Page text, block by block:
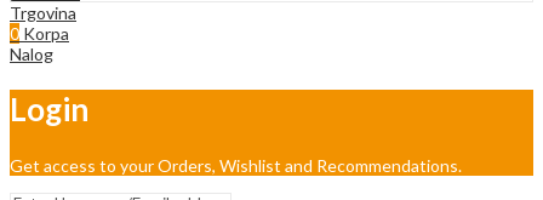
Trgovina
0 Korpa
Nalog
Login
Get access to your Orders, Wishlist and Recommendations.